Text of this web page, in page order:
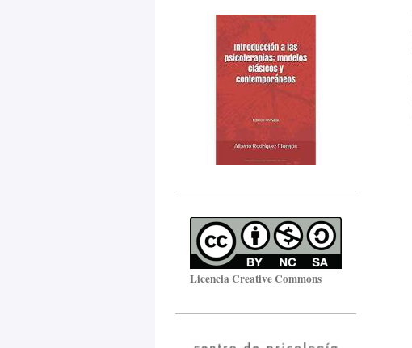
Licencia Creative Commons